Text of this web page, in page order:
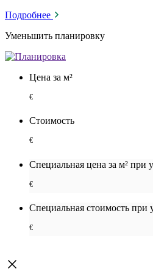
Подробнее
Уменьшить планировку
Цена за м²
€
Стоимость
€
Специальная цена за м² при
€
Специальная cтоимость при
€